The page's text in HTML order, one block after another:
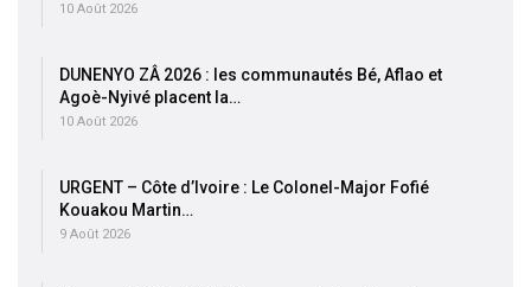
10 Août 2026
DUNENYO ZÂ 2026 : les communautés Bé, Aflao et
Agoè-Nyivé placent la…
10 Août 2026
URGENT – Côte d’Ivoire : Le Colonel-Major Fofié
Kouakou Martin…
9 Août 2026